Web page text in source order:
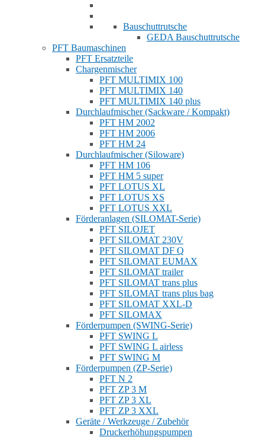
Bauschuttrutsche
GEDA Bauschuttrutsche
PFT Baumaschinen
PFT Ersatzteile
Chargenmischer
PFT MULTIMIX 100
PFT MULTIMIX 140
PFT MULTIMIX 140 plus
Durchlaufmischer (Sackware / Kompakt)
PFT HM 2002
PFT HM 2006
PFT HM 24
Durchlaufmischer (Siloware)
PFT HM 106
PFT HM 5 super
PFT LOTUS XL
PFT LOTUS XS
PFT LOTUS XXL
Förderanlagen (SILOMAT-Serie)
PFT SILOJET
PFT SILOMAT 230V
PFT SILOMAT DF Q
PFT SILOMAT EUMAX
PFT SILOMAT trailer
PFT SILOMAT trans plus
PFT SILOMAT trans plus bag
PFT SILOMAT XXL-D
PFT SILOMAX
Förderpumpen (SWING-Serie)
PFT SWING L
PFT SWING L airless
PFT SWING M
Förderpumpen (ZP-Serie)
PFT N 2
PFT ZP 3 M
PFT ZP 3 XL
PFT ZP 3 XXL
Geräte / Werkzeuge / Zubehör
Druckerhöhungspumpen